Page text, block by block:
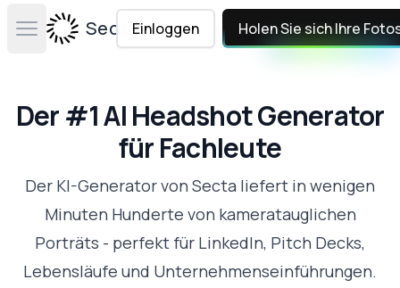
Open main menuSecta Labs
Einloggen Holen Sie sich Ihre
Der #1 AI Headshot Generator
für Fachleute
Der KI-Generator von Secta liefert in wenigen
Minuten Hunderte von kameratauglichen
Porträts - perfekt für LinkedIn, Pitch Decks,
Lebensläufe und Unternehmenseinführungen.